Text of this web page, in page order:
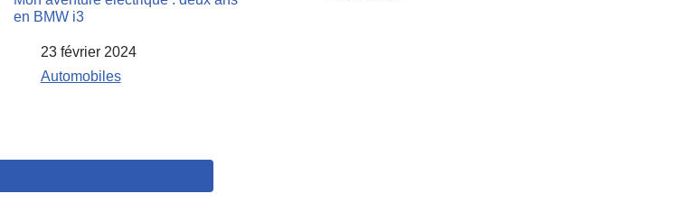
en BMW i3
Date23 février 2024
Par rapport à
Automobiles